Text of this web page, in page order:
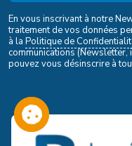
En vous inscrivant à notre
traitement de vos données
à la Politique de
communications (Newsletter,
pouvez vous désinscrire à